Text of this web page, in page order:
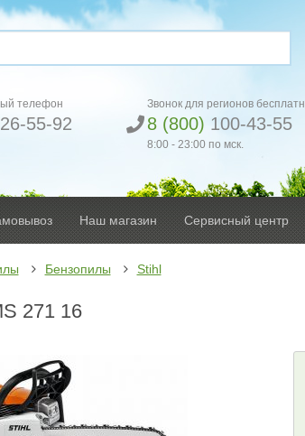
телефон
55-92
Звонок для регионов
8 (800) 100-43-55
8:00 - 23:00 по мск.
Наш магазин Сервисный центр
Бензопилы Stihl
271 16